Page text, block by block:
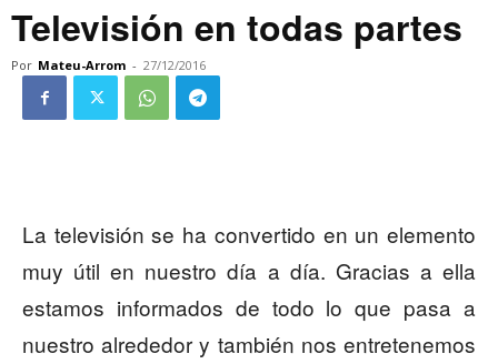
Televisión en todas partes
Por Mateu-Arrom - 27/12/2016
La televisión se ha convertido en un elemento
muy útil en nuestro día a día. Gracias a ella
estamos informados de todo lo que pasa a
nuestro alrededor y también nos entretenemos